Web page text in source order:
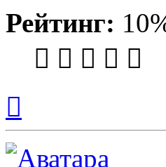
Рейтинг:
началу